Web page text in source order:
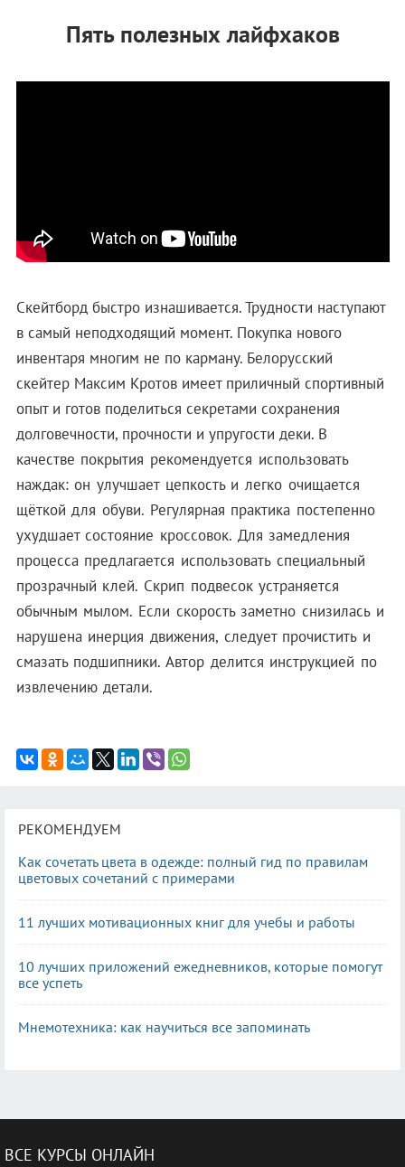
Пять полезных лайфхаков
Скейтборд быстро изнашивается. Трудности наступают
в самый неподходящий момент. Покупка нового
инвентаря многим не по карману. Белорусский
скейтер Максим Кротов имеет приличный спортивный
опыт и готов поделиться секретами сохранения
долговечности, прочности и упругости деки. В
качестве покрытия рекомендуется использовать
наждак: он улучшает цепкость и легко очищается
щёткой для обуви. Регулярная практика постепенно
ухудшает состояние кроссовок. Для замедления
процесса предлагается использовать специальный
прозрачный клей. Скрип подвесок устраняется
обычным мылом. Если скорость заметно снизилась и
нарушена инерция движения, следует прочистить и
смазать подшипники. Автор делится инструкцией по
извлечению детали.
РЕКОМЕНДУЕМ
Как сочетать цвета в одежде: полный гид по правилам
цветовых сочетаний с примерами
11 лучших мотивационных книг для учебы и работы
10 лучших приложений ежедневников, которые помогут
все успеть
Мнемотехника: как научиться все запоминать
ВСЕ КУРСЫ ОНЛАЙН